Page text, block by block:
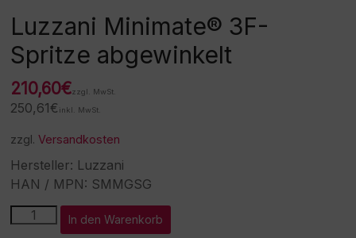
Luzzani Minimate® 3F-
Spritze abgewinkelt
210,60€zzgl. MwSt.
250,61€ inkl. MwSt.
zzgl.Versandkosten
Hersteller: Luzzani
HAN / MPN: SMMGSG
Luzzani
Minimate®
In den Warenkorb
l